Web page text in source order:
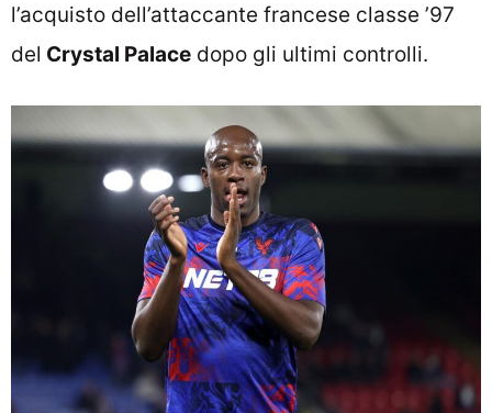
l’acquisto dell’attaccante francese classe ’97
del Crystal Palace dopo gli ultimi controlli.